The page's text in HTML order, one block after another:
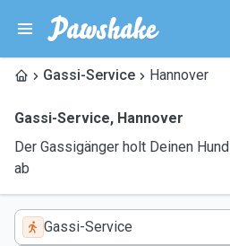
Gassi-Service Hannover
Gassi-Service, Hannover
Der Gassigänger holt Deinen
ab
Gassi-Service